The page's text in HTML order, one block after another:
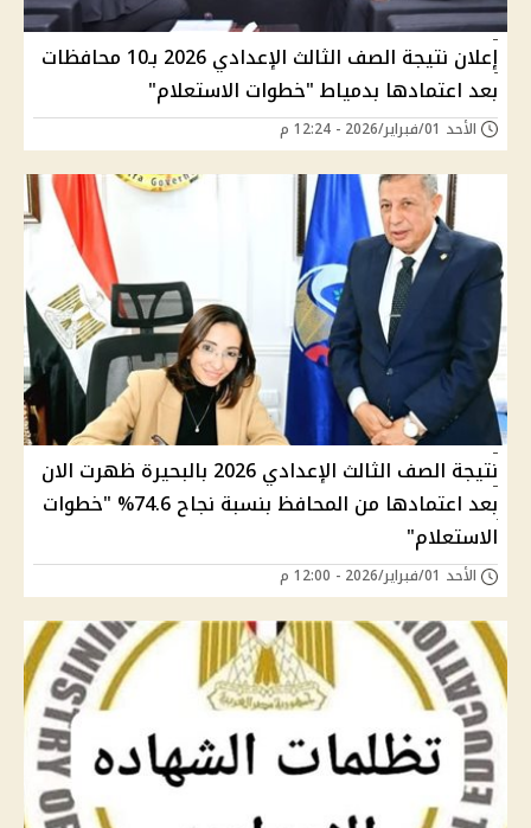
إعلان نتيجة الصف الثالث الإعدادي 2026 بـ10 محافظات
بعد اعتمادها بدمياط "خطوات الاستعلام"
الأحد 01/فبراير/2026 - 12:24 م
نتيجة الصف الثالث الإعدادي 2026 بالبحيرة ظهرت الان
بعد اعتمادها من المحافظ بنسبة نجاح 74.6% "خطوات
الاستعلام"
الأحد 01/فبراير/2026 - 12:00 م